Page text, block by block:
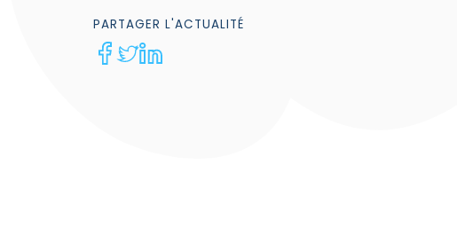
PARTAGER L'ACTUALITÉ